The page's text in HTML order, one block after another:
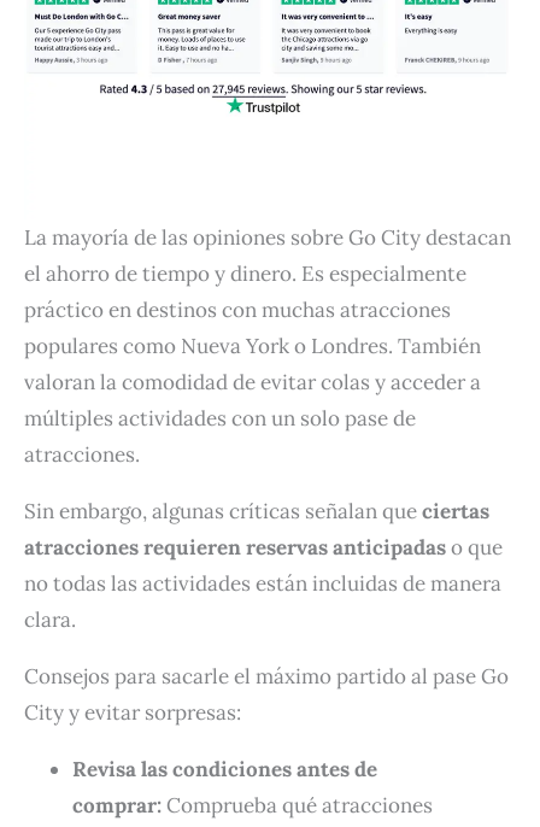
La mayoría de las opiniones sobre Go City destacan
el ahorro de tiempo y dinero. Es especialmente
práctico en destinos con muchas atracciones
populares como Nueva York o Londres. También
valoran la comodidad de evitar colas y acceder a
múltiples actividades con un solo pase de
atracciones.
Sin embargo, algunas críticas señalan queciertas
atracciones requieren reservas anticipadaso que
no todas las actividades están incluidas de manera
clara.
Consejos para sacarle el máximo partido al pase Go
City y evitar sorpresas:
Revisa las condiciones antes de
comprar:Comprueba qué atracciones